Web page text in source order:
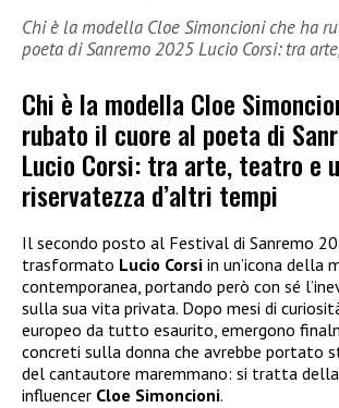
Chi è la modella Cloe Simoncioni che ha
poeta di Sanremo 2025 Lucio Corsi: tra
Chi è la modella Cloe
rubato il cuore al poeta di
Lucio Corsi: tra arte, teatro e
riservatezza d’altri tempi
Il secondo posto al Festival di Sanremo
trasformato Lucio Corsi in un’icona della
contemporanea, portando però con sé
sulla sua vita privata. Dopo mesi di
europeo da tutto esaurito, emergono
concreti sulla donna che avrebbe portato
del cantautore maremmano: si tratta
influencer Cloe Simoncioni.